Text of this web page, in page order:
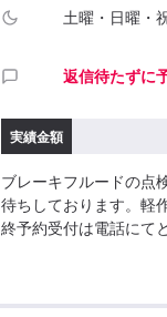
方向へ進み1つ目の交
ンテモで予約しました
土曜・日曜・
返信待たずに
実績金額
ブレーキフルードの点
待ちしております。軽
終予約受付は電話にて